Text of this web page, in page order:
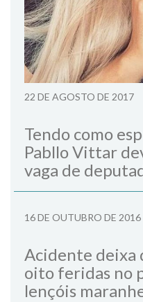
22 DE AGOSTO DE 2017
Tendo como
Pabllo Vittar
vaga de
16 DE OUTUBRO DE 2016
Acidente deixa
oito feridas no
lençóis